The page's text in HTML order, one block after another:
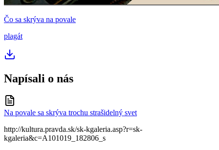
Čo sa skrýva na povale
plagát
Napísali o nás
Na povale sa skrýva trochu strašidelný svet
http://kultura.pravda.sk/sk-kgaleria.asp?r=sk-
kgaleria&c=A101019_182806_s